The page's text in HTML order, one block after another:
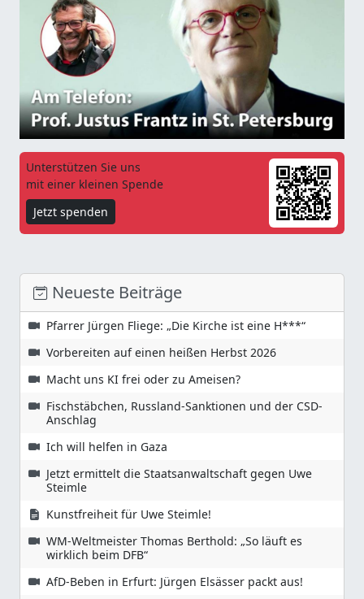
Unterstützen Sie uns
mit einer kleinen Spende
Jetzt spenden
Neueste Beiträge
Pfarrer Jürgen Fliege: „Die Kirche ist eine H***“
Vorbereiten auf einen heißen Herbst 2026
Macht uns KI frei oder zu Ameisen?
Fischstäbchen, Russland-Sanktionen und der CSD-
Anschlag
Ich will helfen in Gaza
Jetzt ermittelt die Staatsanwaltschaft gegen Uwe
Steimle
Kunstfreiheit für Uwe Steimle!
WM-Weltmeister Thomas Berthold: „So läuft es
wirklich beim DFB“
AfD-Beben in Erfurt: Jürgen Elsässer packt aus!